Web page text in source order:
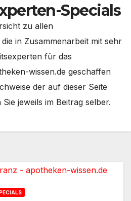
Specials
zu allen
in Zusammenarbeit mit sehr
für das
wissen.de geschaffen
der auf dieser Seite
jeweils im Beitrag selber.